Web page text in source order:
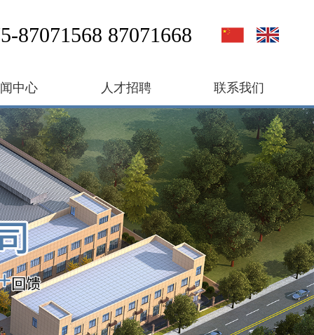
87071568 87071668
中心 人才招聘 联系我们